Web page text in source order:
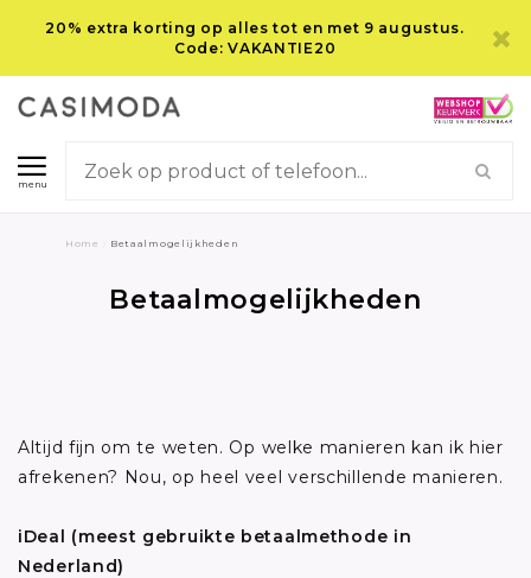
20% extra korting op alles tot en met 9 augustus.
Code: VAKANTIE20
menu
Home Betaalmogelijkheden
Betaalmogelijkheden
Altijd fijn om te weten. Op welke manieren kan ik hier
afrekenen? Nou, op heel veel verschillende manieren.
iDeal (meest gebruikte betaalmethode in
Nederland)